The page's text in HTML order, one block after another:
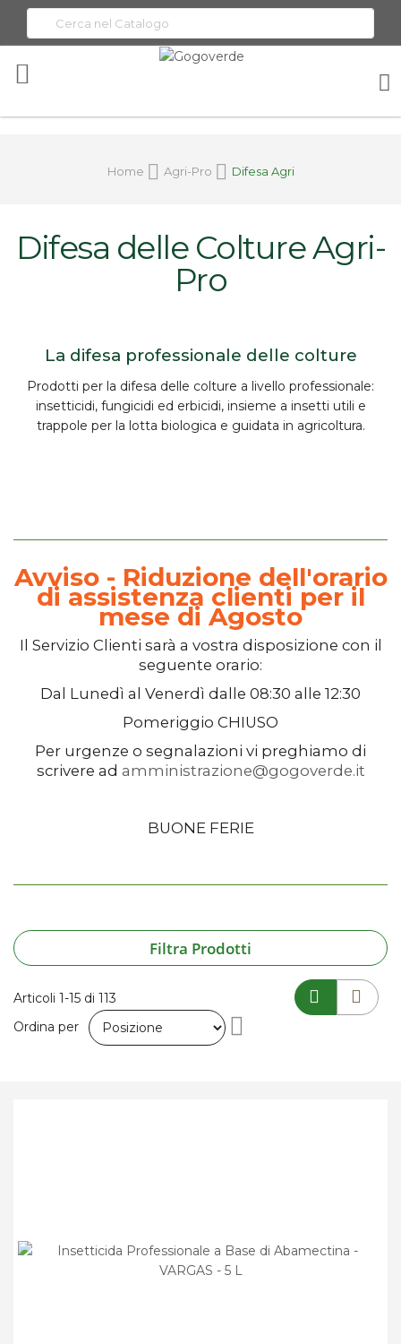
Home Agri-Pro Difesa Agri
Difesa delle Colture Agri-
Pro
La difesa professionale delle colture
Prodotti per la difesa delle colture a livello professionale:
insetticidi, fungicidi ed erbicidi, insieme a insetti utili e
trappole per la lotta biologica e guidata in agricoltura.
Avviso - Riduzione dell'orario
di assistenza clienti per il
mese di Agosto
Il Servizio Clienti sarà a vostra disposizione con il
seguente orario:
Dal Lunedì al Venerdì dalle 08:30 alle 12:30
Pomeriggio CHIUSO
Per urgenze o segnalazioni vi preghiamo di
scrivere ad amministrazione@gogoverde.it
BUONE FERIE
Filtra Prodotti
Articoli 1-15 di 113
Ordina per